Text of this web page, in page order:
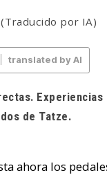
por IA)
translated by AI
de Tatze.
ahora los